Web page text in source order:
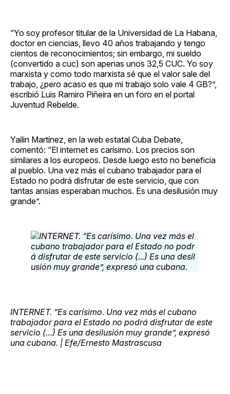
“Yo soy profesor titular de la Universidad de La Habana,
doctor en ciencias, llevo 40 años trabajando y tengo
cientos de reconocimientos; sin embargo, mi sueldo
(convertido a cuc) son apenas unos 32,5 CUC. Yo soy
marxista y como todo marxista sé que el valor sale del
trabajo, ¿pero acaso es que mi trabajo solo vale 4 GB?”,
escribió Luis Ramiro Piñeira en un foro en el portal
Juventud Rebelde.
Yailin Martínez, en la web estatal Cuba Debate,
comentó: “El internet es carísimo. Los precios son
similares a los europeos. Desde luego esto no beneficia
al pueblo. Una vez más el cubano trabajador para el
Estado no podrá disfrutar de este servicio, que con
tantas ansias esperaban muchos. Es una desilusión muy
grande”.
INTERNET. “Es carísimo. Una vez más el cubano
trabajador para el Estado no podrá disfrutar de este
servicio (…) Es una desilusión muy grande”, expresó
una cubana. | Efe/Ernesto Mastrascusa